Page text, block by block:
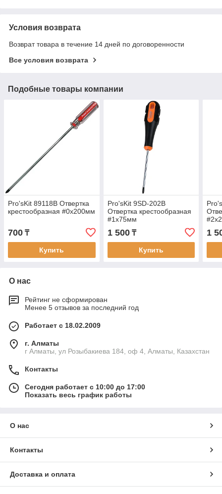
Условия возврата
Возврат товара в течение 14 дней по договоренности
Все условия возврата
Подобные товары компании
Pro'sKit 89118B Отвертка
крестообразная #0х200мм
700 ₸
Купить
Pro'sKit 9SD-202B
Отвертка крестообразная
#1х75мм
1 500₸
Купить
1
О нас
Рейтинг не сформирован
Менее 5 отзывов за последний год
Работает с 18.02.2009
г. Алматы
г Алматы, ул Розыбакиева 184, оф 4, Алматы, Казахстан
Контакты
Сегодня работает с 10:00 до 17:00
Показать весь график работы
О нас
Контакты
Доставка и оплата